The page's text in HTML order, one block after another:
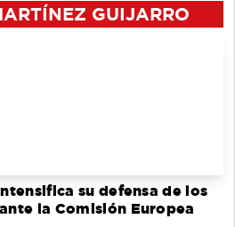
GUIJARRO
su defensa de los
la Comisión Europea